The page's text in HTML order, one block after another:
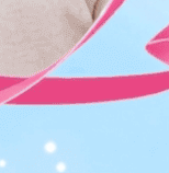
ngừa suy